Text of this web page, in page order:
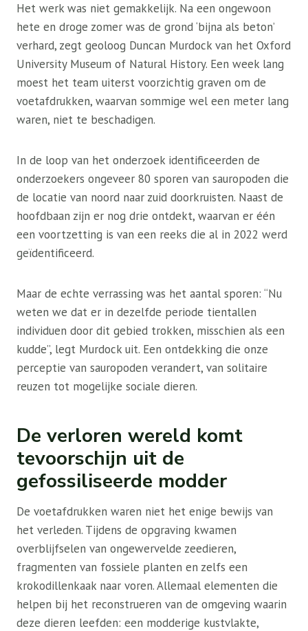
Het werk was niet gemakkelijk. Na een ongewoon
hete en droge zomer was de grond ‘bijna als beton’
verhard, zegt geoloog Duncan Murdock van het Oxford
University Museum of Natural History. Een week lang
moest het team uiterst voorzichtig graven om de
voetafdrukken, waarvan sommige wel een meter lang
waren, niet te beschadigen.
In de loop van het onderzoek identificeerden de
onderzoekers ongeveer 80 sporen van sauropoden die
de locatie van noord naar zuid doorkruisten. Naast de
hoofdbaan zijn er nog drie ontdekt, waarvan er één
een voortzetting is van een reeks die al in 2022 werd
geïdentificeerd.
Maar de echte verrassing was het aantal sporen: “Nu
weten we dat er in dezelfde periode tientallen
individuen door dit gebied trokken, misschien als een
kudde”, legt Murdock uit. Een ontdekking die onze
perceptie van sauropoden verandert, van solitaire
reuzen tot mogelijke sociale dieren.
De verloren wereld komt
tevoorschijn uit de
gefossiliseerde modder
De voetafdrukken waren niet het enige bewijs van
het verleden. Tijdens de opgraving kwamen
overblijfselen van ongewervelde zeedieren,
fragmenten van fossiele planten en zelfs een
krokodillenkaak naar voren. Allemaal elementen die
helpen bij het reconstrueren van de omgeving waarin
deze dieren leefden: een modderige kustvlakte,